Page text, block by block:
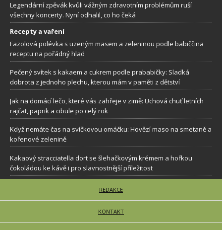
Legendární zpěvák kvůli vážným zdravotním problémům ruší
všechny koncerty. Nyní odhalil, co ho čeká
Recepty a vaření
Fazolová polévka s uzeným masem a zeleninou podle babiččina
receptu na pořádný hlad
Pečený svítek s kakaem a cukrem podle prababičky: Sladká
dobrota z jednoho plechu, kterou mám v paměti z dětství
Jak na domácí lečo, které vás zahřeje v zimě: Uchová chuť letních
rajčat, paprik a cibule po celý rok
Když nemáte čas na svíčkovou omáčku: Hovězí maso na smetaně a
kořenové zelenině
Kakaový stracciatella dort se šlehačkovým krémem a hořkou
čokoládou ke kávě i pro slavnostnější příležitost
REDAKCE
KONTAKT